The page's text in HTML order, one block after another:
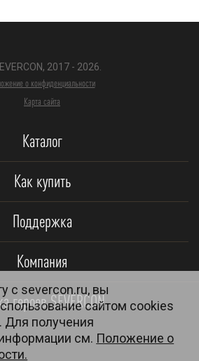
2017 - 2026.
о конфиденциальности
Карта сайта
Каталог
Как купить
Поддержка
Компания
героев SEVERCON
с severcon.ru, вы
сайтом cookies
Для получения
см. Положение о